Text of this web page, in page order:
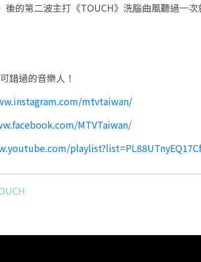
的第二波主打《TOUCH》洗腦曲風聽過一
錯過的音樂人！
mtvtaiwan/
MTVTaiwan/